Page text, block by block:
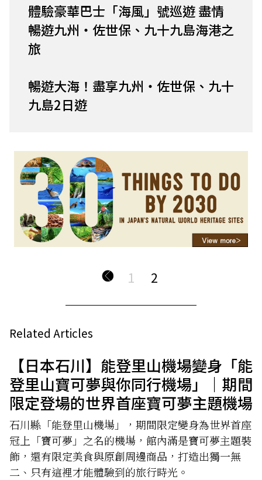
體驗豪華巴士「海風」號巡遊 盡情
暢遊九州・佐世保、九十九島海港之
旅
暢遊大海！盡享九州・佐世保、九十
九島2日遊
1 2
Related Articles
【日本石川】能登里山機場變身「能
登里山寶可夢與你同行機場」｜期間
限定登場的世界首座寶可夢主題機場
石川縣「能登里山機場」，期間限定變身為世界首座
冠上「寶可夢」之名的機場，館內滿是寶可夢主題裝
飾，還有限定美食與原創周邊商品，打造出獨一無
二、只有這裡才能體驗到的旅行時光。